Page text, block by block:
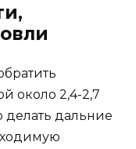
около 2,4-2,7
делать дальние